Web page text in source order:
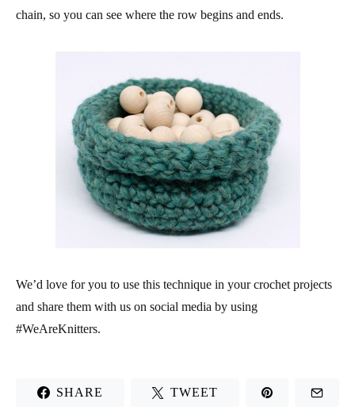
chain, so you can see where the row begins and ends.
We’d love for you to use this technique in your crochet projects
and share them with us on social media by using
#WeAreKnitters.
SHARE TWEET